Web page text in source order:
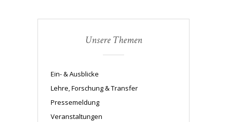
Unsere Themen
Ein- & Ausblicke
Lehre, Forschung & Transfer
Pressemeldung
Veranstaltungen